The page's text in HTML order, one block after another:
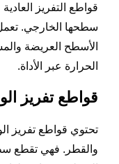
قواطع التفريز
سطحها الخارجي.
الأسطح العريضة
الحرارة عبر الأداة.
قواطع تفريز
تحتوي قواطع تفريز
والقطر. فهي تقطع